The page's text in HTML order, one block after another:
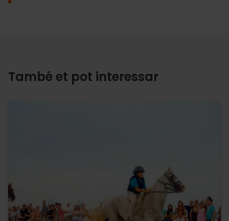
També et pot interessar